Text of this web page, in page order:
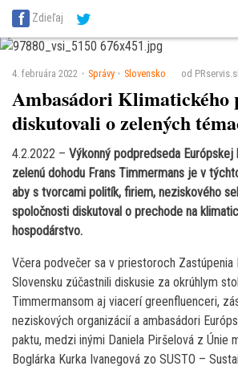
SITA Energetika
SITA Reality
SITA Školstvo
Zdieľaj
4. februára 2022 Správy Slovensko od
Ambasádori Klimatického
diskutovali o zelených
4.2.2022 – Výkonný podpredseda
zelenú dohodu Frans Timmermans je v
aby s tvorcami politík, firiem, neziskového
spoločnosti diskutoval o prechode na
hospodárstvo.
Včera podvečer sa v priestoroch Zastúpenia
Slovensku zúčastnili diskusie za okrúhlym
Timmermansom aj viacerí greenfluenceri,
neziskových organizácií a ambasádori
paktu, medzi inými Daniela Piršelová z Únie
Boglárka Kurka Ivanegová zo SUSTO –